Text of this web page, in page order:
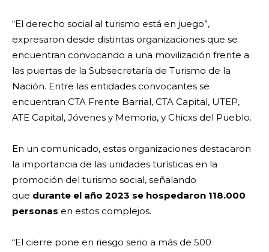
“El derecho social al turismo está en juego”,
expresaron desde distintas organizaciones que se
encuentran convocando a una movilización frente a
las puertas de la Subsecretaría de Turismo de la
Nación. Entre las entidades convocantes se
encuentran CTA Frente Barrial, CTA Capital, UTEP,
ATE Capital, Jóvenes y Memoria, y Chicxs del Pueblo.
En un comunicado, estas organizaciones destacaron
la importancia de las unidades turísticas en la
promoción del turismo social, señalando
que durante el año 2023 se hospedaron 118.000
personas en estos complejos.
“El cierre pone en riesgo serio a más de 500